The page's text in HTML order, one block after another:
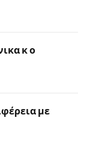
κ ο
με